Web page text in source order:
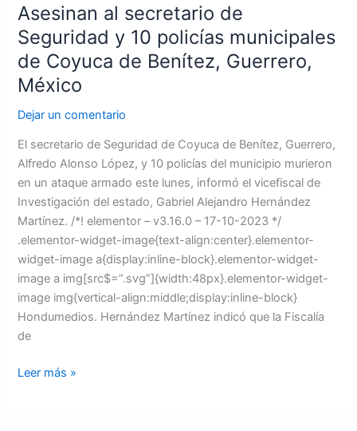
Asesinan al secretario de
Seguridad y 10 policías municipales
de Coyuca de Benítez, Guerrero,
México
Dejar un comentario
El secretario de Seguridad de Coyuca de Benítez, Guerrero,
Alfredo Alonso López, y 10 policías del municipio murieron
en un ataque armado este lunes, informó el vicefiscal de
Investigación del estado, Gabriel Alejandro Hernández
Martínez. /*! elementor – v3.16.0 – 17-10-2023 */
.elementor-widget-image{text-align:center}.elementor-
widget-image a{display:inline-block}.elementor-widget-
image a img[src$=”.svg”]{width:48px}.elementor-widget-
image img{vertical-align:middle;display:inline-block}
Hondumedios. Hernández Martínez indicó que la Fiscalía
de
Benítez,
Guerrero,
México
Leer más »